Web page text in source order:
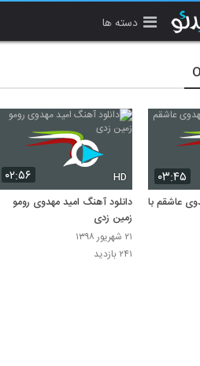
دسته ها
۰۳:۴۵
عاشقم با
۰۲:۵۶ HD
دانلود آهنگ امید مهدوی رومو
زمین زدی
۲۱ شهریور ۱۳۹۸
۲۴۱ بازدید